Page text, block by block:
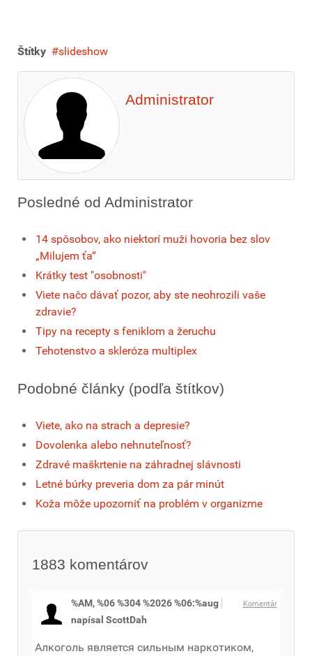
Štítky slideshow
Administrator
Posledné od Administrator
14 spôsobov, ako niektorí muži hovoria bez slov
„Milujem ťa“
Krátky test "osobnosti"
Viete načo dávať pozor, aby ste neohrozili vaše
zdravie?
Tipy na recepty s feniklom a žeruchu
Tehotenstvo a skleróza multiplex
Podobné články (podľa štítkov)
Viete, ako na strach a depresie?
Dovolenka alebo nehnuteľnosť?
Zdravé maškrtenie na záhradnej slávnosti
Letné búrky preveria dom za pár minút
Koža môže upozorniť na problém v organizme
1883 komentárov
Komentár
%AM, %06 %304 %2026 %06:%aug
napísal ScottDah
Алкоголь является сильным наркотиком,